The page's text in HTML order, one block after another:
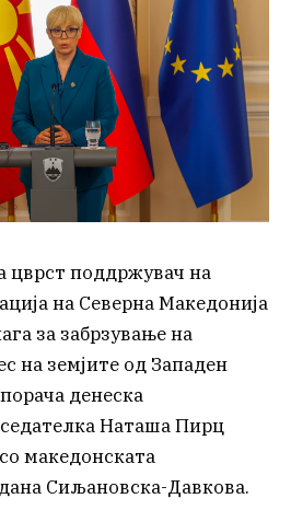
цврст поддржувач на
на Северна Македонија
за забрзување на
на земјите од Западен
денеска
Наташа Пирц
македонската
Сиљановска-Давкова.